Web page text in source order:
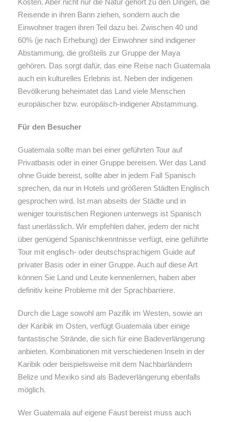
Reisende in ihren Bann ziehen, sondern auch die
Einwohner tragen ihren Teil dazu bei. Zwischen 40 und
60% (je nach Erhebung) der Einwohner sind indigener
Abstammung, die großteils zur Gruppe der Maya
gehören. Das sorgt dafür, das eine Reise nach Guatemala
auch ein kulturelles Erlebnis ist. Neben der indigenen
Bevölkerung beheimatet das Land viele Menschen
europäischer bzw. europäisch-indigener Abstammung.
Für den Besucher
Guatemala sollte man bei einer geführten Tour auf
Privatbasis oder in einer Gruppe bereisen. Wer das Land
ohne Guide bereist, sollte aber in jedem Fall Spanisch
sprechen, da nur in Hotels und größeren Städten Englisch
gesprochen wird. Ist man abseits der Städte und in
weniger touristischen Regionen unterwegs ist Spanisch
fast unerlässlich. Wir empfehlen daher, jedem der nicht
über genügend Spanischkenntnisse verfügt, eine geführte
Tour mit englisch- oder deutschsprachigem Guide auf
privater Basis oder in einer Gruppe. Auch auf diese Art
können Sie Land und Leute kennenlernen, haben aber
definitiv keine Probleme mit der Sprachbarriere.
Durch die Lage sowohl am Pazifik im Westen, sowie an
der Karibik im Osten, verfügt Guatemala über einige
fantastische Strände, die sich für eine Badeverlängerung
anbieten. Kombinationen mit verschiedenen Inseln in der
Karibik oder beispielsweise mit dem Nachbarländern
Belize und Mexiko sind als Badeverlängerung ebenfalls
möglich.
Wer Guatemala auf eigene Faust bereist muss auch